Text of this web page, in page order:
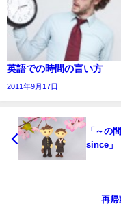
英語での時間の言い方
2011年9月17日
「～の
since」
再帰